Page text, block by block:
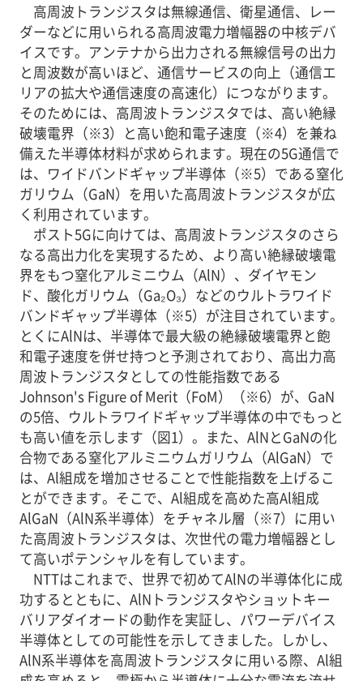
高周波トランジスタは無線通信、衛星通信、レー
ダーなどに用いられる高周波電力増幅器の中核デバ
イスです。アンテナから出力される無線信号の出力
と周波数が高いほど、通信サービスの向上（通信エ
リアの拡大や通信速度の高速化）につながります。
そのためには、高周波トランジスタでは、高い絶縁
破壊電界（※3）と高い飽和電子速度（※4）を兼ね
備えた半導体材料が求められます。現在の5G通信で
は、ワイドバンドギャップ半導体（※5）である窒化
ガリウム（GaN）を用いた高周波トランジスタが広
く利用されています。
ポスト5Gに向けては、高周波トランジスタのさら
なる高出力化を実現するため、より高い絶縁破壊電
界をもつ窒化アルミニウム（AlN）、ダイヤモン
ド、酸化ガリウム（Ga₂O₃）などのウルトラワイド
バンドギャップ半導体（※5）が注目されています。
とくにAlNは、半導体で最大級の絶縁破壊電界と飽
和電子速度を併せ持つと予測されており、高出力高
周波トランジスタとしての性能指数である
Johnson's Figure of Merit（FoM）（※6）が、GaN
の5倍、ウルトラワイドギャップ半導体の中でもっと
も高い値を示します（図1）。また、AlNとGaNの化
合物である窒化アルミニウムガリウム（AlGaN）で
は、Al組成を増加させることで性能指数を上げるこ
とができます。そこで、Al組成を高めた高Al組成
AlGaN（AlN系半導体）をチャネル層（※7）に用い
た高周波トランジスタは、次世代の電力増幅器とし
て高いポテンシャルを有しています。
NTTはこれまで、世界で初めてAlNの半導体化に成
功するとともに、AlNトランジスタやショットキー
バリアダイオードの動作を実証し、パワーデバイス
半導体としての可能性を示してきました。しかし、
AlN系半導体を高周波トランジスタに用いる際、Al組